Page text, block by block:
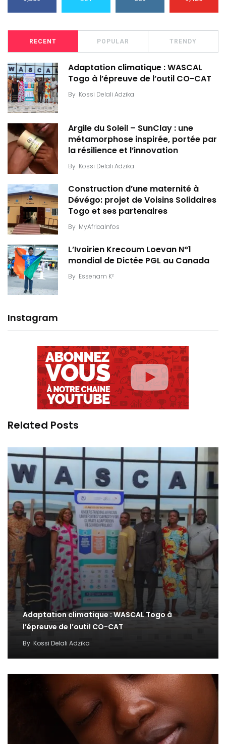
RECENT POPULAR TRENDY
Adaptation climatique : WASCAL
Togo à l’épreuve de l’outil CO-CAT
By Kossi Delali Adzika
Argile du Soleil – SunClay : une
métamorphose inspirée, portée par
la résilience et l’innovation
By Kossi Delali Adzika
Construction d’une maternité à
Dévégo: projet de Voisins Solidaires
Togo et ses partenaires
By MyAfricaInfos
L’Ivoirien Krecoum Loevan N°1
mondial de Dictée PGL au Canada
By Essenam K²
Instagram
Related Posts
Adaptation climatique : WASCAL Togo à
l’épreuve de l’outil CO-CAT
By Kossi Delali Adzika